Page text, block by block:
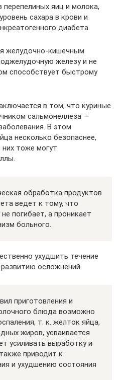
яиц и молока,
сахара в крови и
диабета.
желудочно-кишечным
железу и не
способствует быстрому
в том, что куриные
сальмонеллеза —
В этом
несколько безопаснее,
них тоже могут
обработка продуктов
ведет к тому, что
погибает, а проникает
больного.
ухудшить течение
осложнений.
приготовления и
блюда возможно
т. к. желток яйца,
жиров, усваивается
усиливать выработку и
приводит к
и ухудшению состояния